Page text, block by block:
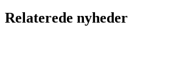
Relaterede nyheder